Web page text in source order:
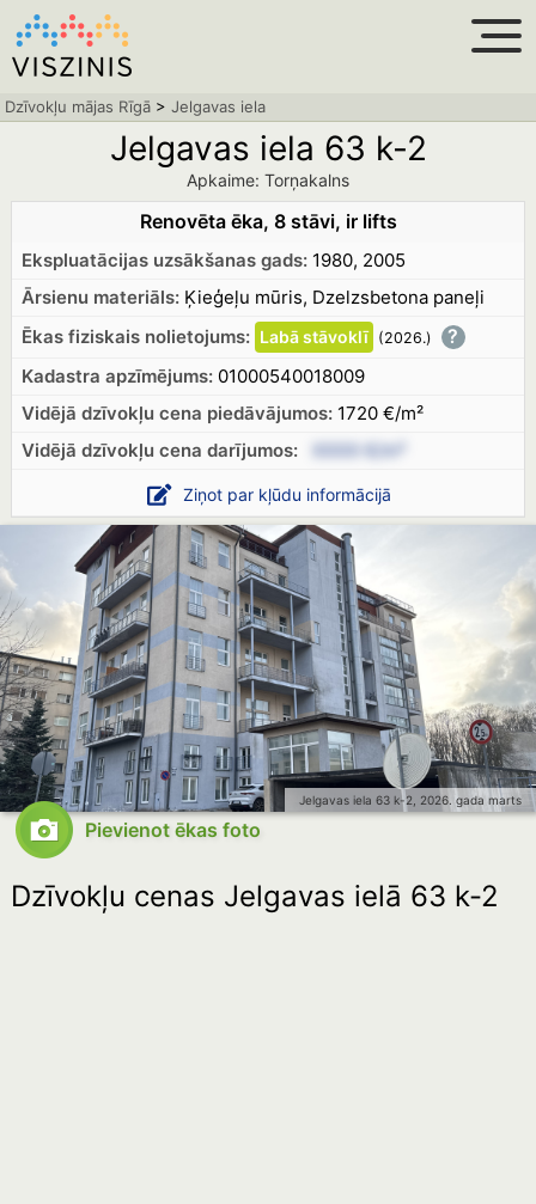
Dzīvokļu mājas Rīgā > Jelgavas iela
Jelgavas iela 63 k-2
Apkaime: Torņakalns
Renovēta ēka, 8 stāvi, ir lifts
Ekspluatācijas uzsākšanas gads:1980, 2005
Ārsienu materiāls:Ķieģeļu mūris, Dzelzsbetona paneļi
Ēkas fiziskais nolietojums: Labāstāvoklī (2026.) ?
Kadastra apzīmējums:01000540018009
Vidējā dzīvokļu cena piedāvājumos:1720 €/m²
Vidējā dzīvokļu cena darījumos: XXXX €/m²
Ziņot par kļūdu informācijā
Jelgavas iela 63 k-2, 2026. gada marts
Pievienot ēkas foto
Dzīvokļu cenas Jelgavas ielā 63 k-2